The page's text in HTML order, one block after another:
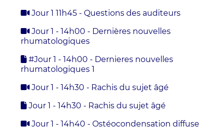
Jour 1 11h45 - Questions des auditeurs
Jour 1 - 14h00 - Dernières nouvelles
rhumatologiques
#Jour 1 - 14h00 - Dernieres nouvelles
rhumatologiques 1
Jour 1 - 14h30 - Rachis du sujet âgé
Jour 1 - 14h30 - Rachis du sujet âgé
Jour 1 - 14h40 - Ostéocondensation diffuse